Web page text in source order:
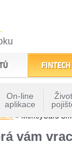
On-line
aplikace
FINTECH
» MoneyCard
vám